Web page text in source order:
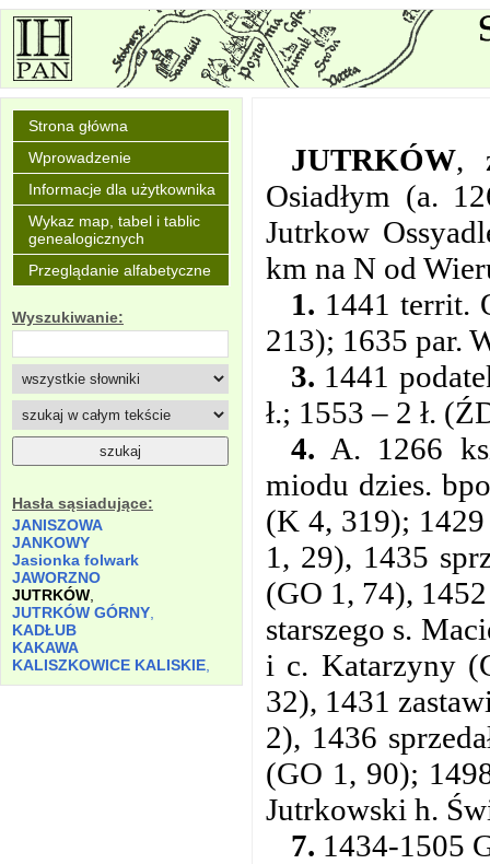
Strona główna
Wprowadzenie
Informacje dla użytkownika
Wykaz map, tabel i tablic
genealogicznych
Przeglądanie alfabetyczne
Wyszukiwanie:
Hasła sąsiadujące:
JANISZOWA
JANKOWY
Jasionka folwark
JAWORZNO
JUTRKÓW
JUTRKÓW GÓRNY
KADŁUB
KAKAWA
KALISZKOWICE KALISKIE
JUTRKÓW,
Osiadłym (a.
Jutrkow
km na N od
1. 1441 territ.
213); 1635 par.
3. 1441
ł.; 1553 – 2 ł.
4. A. 1266
miodu dzies.
(K 4, 319); 1429
1, 29), 1435
(GO 1, 74), 1452
starszego s.
i c. Katarzyny
32), 1431
2), 1436
(GO 1, 90);
Jutrkowski h.
7. 1434-1505